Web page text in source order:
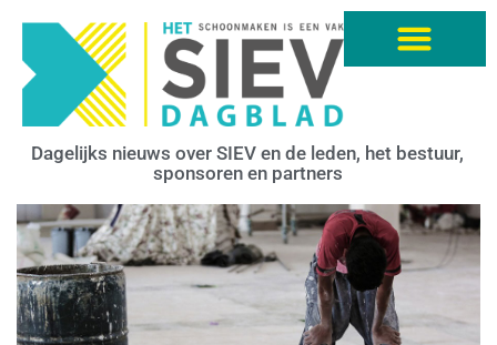
Dagelijks nieuws over SIEV en de leden, het bestuur,
sponsoren en partners